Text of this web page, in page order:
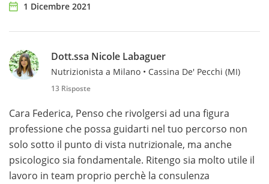
1 Dicembre 2021
Dott.ssa Nicole Labaguer
Nutrizionista a Milano • Cassina De' Pecchi (MI)
13 Risposte
Cara Federica, Penso che rivolgersi ad una figura
professione che possa guidarti nel tuo percorso non
solo sotto il punto di vista nutrizionale, ma anche
psicologico sia fondamentale. Ritengo sia molto utile il
lavoro in team proprio perchè la consulenza